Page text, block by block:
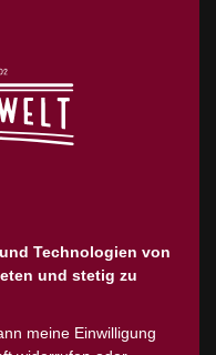
belegt mit
dazu mit
Technologien von
und stetig zu
meine Einwilligung